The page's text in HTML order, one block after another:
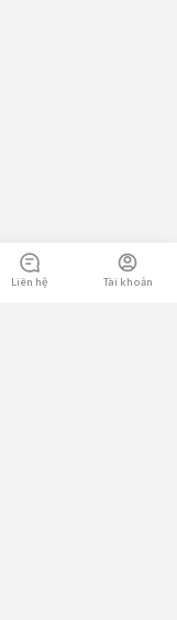
Liên hệ Tài khoản